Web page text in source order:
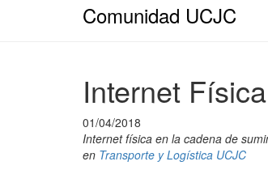
Comunidad UCJC
Internet
01/04/2018
Internet física en la cadena de
en Transporte y Logística UCJC